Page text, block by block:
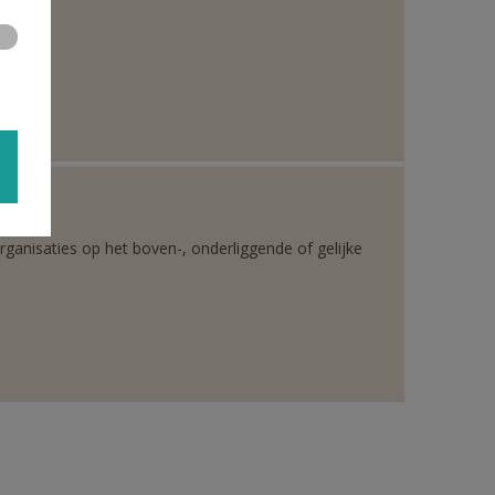
op het boven-, onderliggende of gelijke